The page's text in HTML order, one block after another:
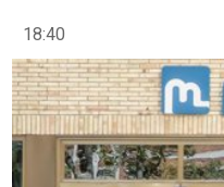
18:40